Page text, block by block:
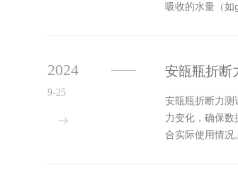
吸收的水量（如
安瓿瓶折断
安瓿瓶折断力测
力变化，确保
合实际使用情况
节，测试仪能
2024
9-25